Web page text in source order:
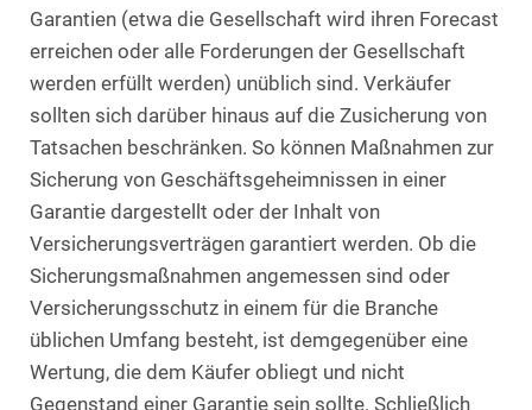
Garantien (etwa die Gesellschaft wird ihren Forecast
erreichen oder alle Forderungen der Gesellschaft
werden erfüllt werden) unüblich sind. Verkäufer
sollten sich darüber hinaus auf die Zusicherung von
Tatsachen beschränken. So können Maßnahmen zur
Sicherung von Geschäftsgeheimnissen in einer
Garantie dargestellt oder der Inhalt von
Versicherungsverträgen garantiert werden. Ob die
Sicherungsmaßnahmen angemessen sind oder
Versicherungsschutz in einem für die Branche
üblichen Umfang besteht, ist demgegenüber eine
Wertung, die dem Käufer obliegt und nicht
Gegenstand einer Garantie sein sollte. Schließlich